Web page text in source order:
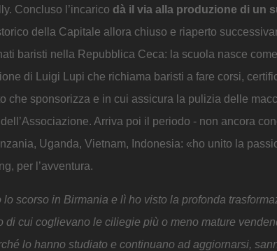
Concluso l’incarico dà il via alla produzione di un
della Capitale allora chiuso e riaperto
baristi nella Repubblica Ceca: la scuola nasce
di Luigi Lupi che richiama baristi a fare corsi,
che sponsorizza e in cui assicura la pulizia delle
Arriva poi il periodo - non ancora
Uganda, Vietnam, Indonesia: «ho unito la
per l’avventura.
lo scorso in Birmania e lì ho visto la profonda
di cui coglievano le ciliegie più o meno mature
lo hanno studiato e continuano ad aggiornarsi,